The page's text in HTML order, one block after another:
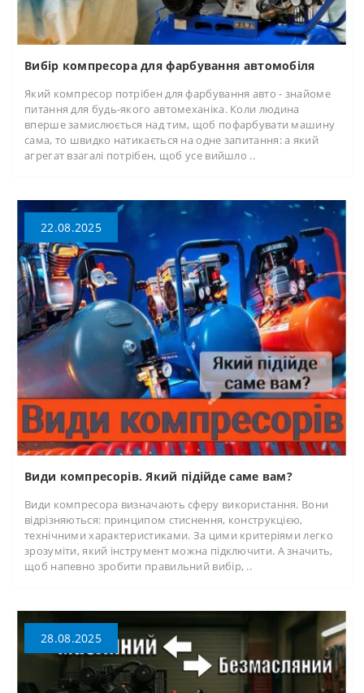
Вибір компресора для фарбування автомобіля
Який компресор потрібен для фарбування авто - знайоме
питання для будь-якого автомеханіка. Коли людина
вперше замислюється над тим, щоб пофарбувати машину
сама, то швидко натикається на одне запитання: а який
агрегат взагалі потрібен, щоб усе вийшло ..
22.08.2025
Види компресорів. Який підійде саме вам?
Види компресора визначають сферу використання. Вони
відрізняються: принципом стиснення, конструкцією,
технічними характеристиками. За цими критеріями легко
зрозуміти, який інструмент можна підключити. А значить,
щоб напевно зробити правильний вибір, ..
28.08.2025